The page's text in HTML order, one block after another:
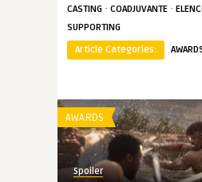
CASTING · COADJUVANTE ·
SUPPORTING
Article Categories:
AWARDS
Spoiler